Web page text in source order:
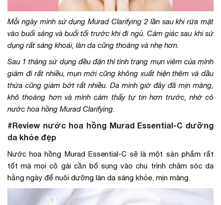
Mỗi ngày mình sử dụng Murad Clarifying 2 lần sau khi rửa mặt
vào buổi sáng và buổi tối trước khi đi ngủ. Cảm giác sau khi sử
dụng rất sảng khoái, làn da cũng thoáng và nhẹ hơn.
Sau 1 tháng sử dụng đều đặn thì tình trạng mụn viêm của mình
giảm đi rất nhiều, mụn mới cũng không xuất hiện thêm và dầu
thừa cũng giảm bớt rất nhiều. Da mình giờ đây đã mịn màng,
khô thoáng hơn và mình cảm thấy tự tin hơn trước, nhờ có
nước hoa hồng Murad Clarifying.
#Review nước hoa hồng Murad Essential-C dưỡng
da khỏe đẹp
Nước hoa hồng Murad Essential-C sẽ là một sản phẩm rất
tốt mà mọi cô gái cần bổ sung vào chu trình chăm sóc da
hằng ngày để nuôi dưỡng làn da sáng khỏe, mịn màng.